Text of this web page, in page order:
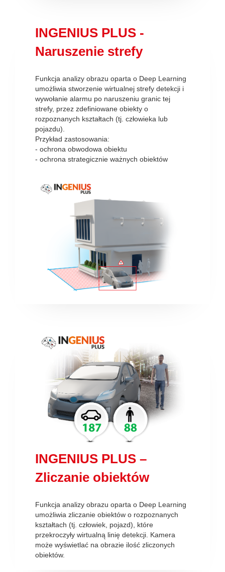
INGENIUS PLUS -
Naruszenie strefy
Funkcja analizy obrazu oparta o Deep Learning
umożliwia stworzenie wirtualnej strefy detekcji i
wywołanie alarmu po naruszeniu granic tej
strefy, przez zdefiniowane obiekty o
rozpoznanych kształtach (tj. człowieka lub
pojazdu).
Przykład zastosowania:
- ochrona obwodowa obiektu
- ochrona strategicznie ważnych obiektów
INGENIUS PLUS –
Zliczanie obiektów
Funkcja analizy obrazu oparta o Deep Learning
umożliwia zliczanie obiektów o rozpoznanych
kształtach (tj. człowiek, pojazd), które
przekroczyły wirtualną linię detekcji. Kamera
może wyświetlać na obrazie ilość zliczonych
obiektów.